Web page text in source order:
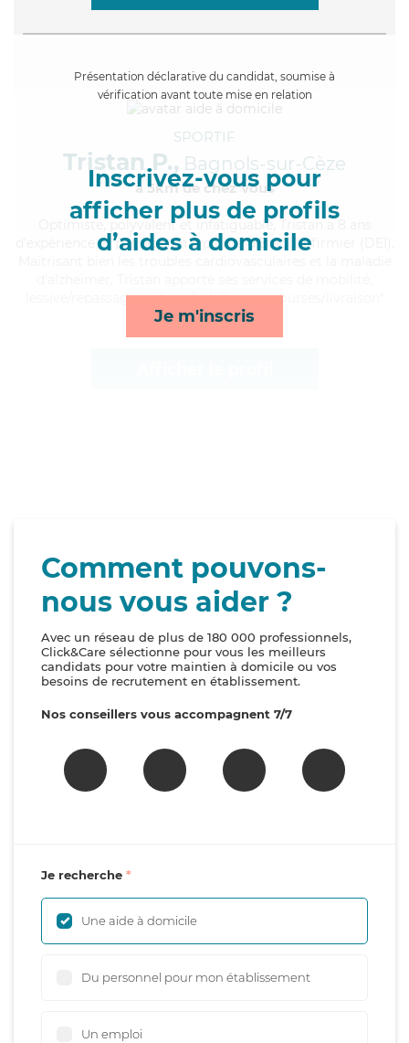
Présentation déclarative du candidat, soumise à
vérification avant toute mise en relation
Inscrivez-vous pour
afficher plus de profils
d’aides à domicile
Je m'inscris
SPORTIF
Tristan P., Bagnols-sur-Cèze
à 5km de chez Vous
, polyvalent et infatiguable, Tristan a 8 ans
d'expérience et possède un diplôme d'Etat d'infirmier (DEI).
lessive/repassage, toilette/habillage et courses/livraison*
Comment pouvons-
nous vous aider ?
Avec un réseau de plus de 180 000 professionnels,
Click&Care sélectionne pour vous les meilleurs
candidats pour votre maintien à domicile ou vos
besoins de recrutement en établissement.
Nos conseillers vous accompagnent 7/7
Je recherche
Une aide à domicile
Du personnel pour mon établissement
Un emploi